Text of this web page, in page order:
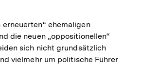
ehemaligen
die neuen „oppositionellen“
sich nicht grundsätzlich
vielmehr um politische Führer